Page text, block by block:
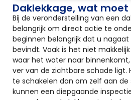
Daklekkage, wat moet
Bij de veronderstelling van een
belangrijk om direct actie te
beginnen belangrijk dat u nagaat
bevindt. Vaak is het niet
waar het water naar
ver van de zichtbare schade ligt.
te schakelen dan om zelf aan de
kunnen een diepgaande